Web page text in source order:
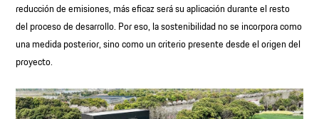
reducción de emisiones, más eficaz será su aplicación durante el resto
del proceso de desarrollo. Por eso, la sostenibilidad no se incorpora como
una medida posterior, sino como un criterio presente desde el origen del
proyecto.